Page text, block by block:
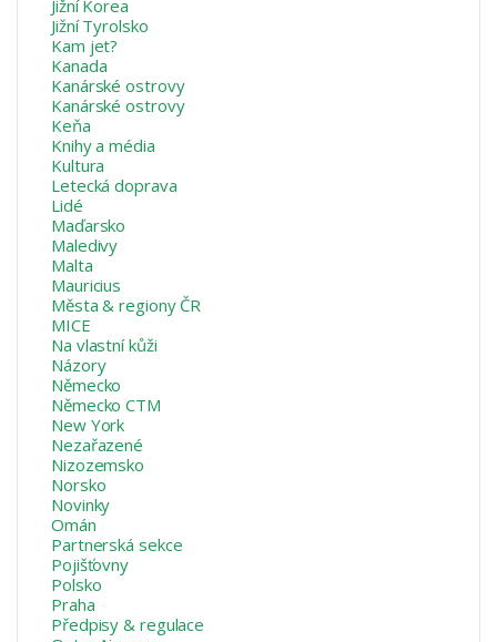
Jižní Korea
Jižní Tyrolsko
Kam jet?
Kanada
Kanárské ostrovy
Kanárské ostrovy
Keňa
Knihy a média
Kultura
Letecká doprava
Lidé
Maďarsko
Maledivy
Malta
Mauricius
Města & regiony ČR
MICE
Na vlastní kůži
Názory
Německo
Německo CTM
New York
Nezařazené
Nizozemsko
Norsko
Novinky
Omán
Partnerská sekce
Pojišťovny
Polsko
Praha
Předpisy & regulace